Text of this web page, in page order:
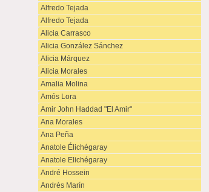
Alfredo Tejada
Alfredo Tejada
Alicia Carrasco
Alicia González Sánchez
Alicia Márquez
Alicia Morales
Amalia Molina
Amós Lora
Amir John Haddad "El Amir"
Ana Morales
Ana Peña
Anatole Élichégaray
Anatole Elichégaray
André Hossein
Andrés Marín